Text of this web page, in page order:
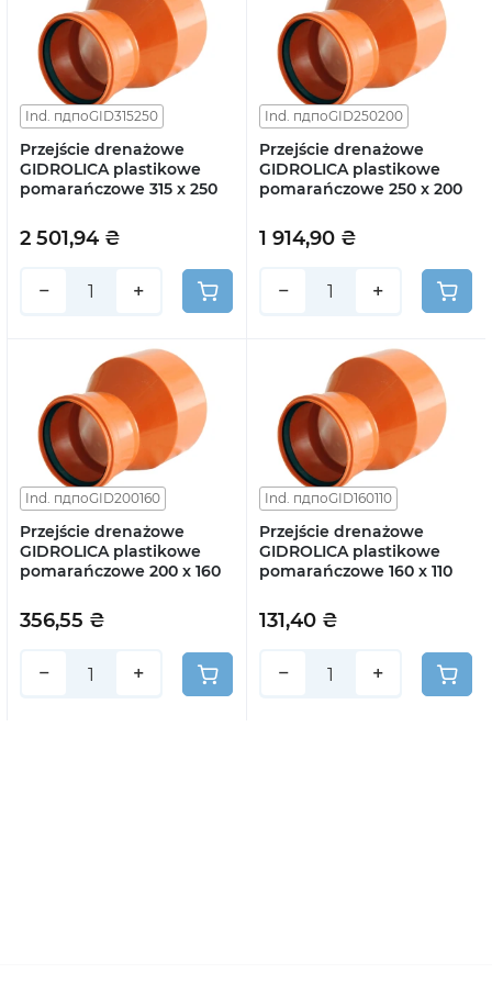
Ind. пдпоGID315250
Przejście drenażowe
GIDROLICA plastikowe
pomarańczowe 315 x 250
2 501,94 ₴
− +
Ind. пдпоGID250200
Przejście drenażowe
GIDROLICA plastikowe
pomarańczowe 250 x 200
1 914,90 ₴
− +
Ind. пдпоGID200160
Przejście drenażowe
GIDROLICA plastikowe
pomarańczowe 200 x 160
356,55 ₴
− +
Ind. пдпоGID160110
Przejście drenażowe
GIDROLICA plastikowe
pomarańczowe 160 x 110
131,40 ₴
− +